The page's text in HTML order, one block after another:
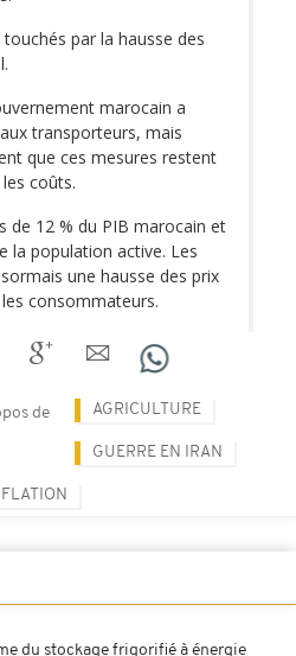
par la hausse des
marocain a
transporteurs, mais
que ces mesures restent
coûts.
de 12 % du PIB marocain et
la population active. Les
une hausse des prix
consommateurs.
de AGRICULTURE
GUERRE EN IRAN
du stockage frigorifié à énergie